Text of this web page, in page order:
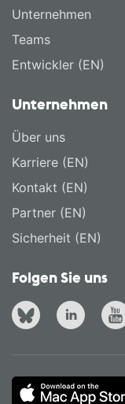
Unternehmen
Teams
Entwickler (EN)
Unternehmen
Über uns
Karriere (EN)
Kontakt (EN)
Partner (EN)
Sicherheit (EN)
Folgen Sie uns